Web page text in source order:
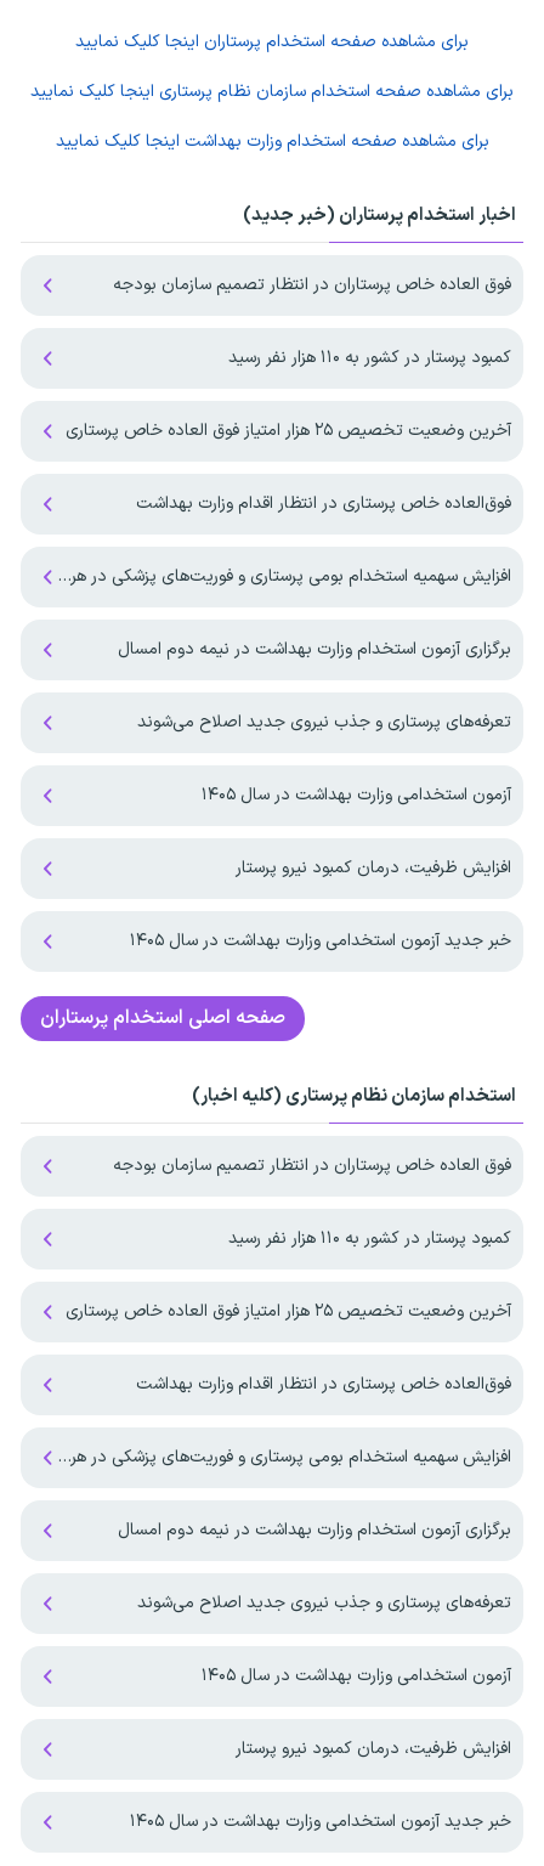
برای مشاهده صفحه استخدام پرستاران اینجا کلیک نمایید
برای مشاهده صفحه استخدام سازمان نظام پرستاری اینجا کلیک نمایید
برای مشاهده صفحه استخدام وزارت بهداشت اینجا کلیک نمایید
اخبار استخدام پرستاران (خبر جدید)
فوق العاده خاص پرستاران در انتظار تصمیم سازمان بودجه
کمبود پرستار در کشور به ۱۱۰ هزار نفر رسید
آخرین وضعیت تخصیص ۲۵ هزار امتیاز فوق العاده خاص پرستاری
فوق‌العاده خاص پرستاری در انتظار اقدام وزارت بهداشت
افزایش سهمیه استخدام بومی پرستاری و فوریت‌های پزشکی در هرمزگان
برگزاری آزمون استخدام وزارت بهداشت در نیمه دوم امسال
تعرفه‌های پرستاری و جذب نیروی جدید اصلاح می‌شوند
آزمون استخدامی وزارت بهداشت در سال ۱۴۰۵
افزایش ظرفیت، درمان کمبود نیرو پرستار
خبر جدید آزمون استخدامی وزارت بهداشت در سال ۱۴۰۵
صفحه اصلی استخدام پرستاران
استخدام سازمان نظام پرستاری (کلیه اخبار)
فوق العاده خاص پرستاران در انتظار تصمیم سازمان بودجه
کمبود پرستار در کشور به ۱۱۰ هزار نفر رسید
آخرین وضعیت تخصیص ۲۵ هزار امتیاز فوق العاده خاص پرستاری
فوق‌العاده خاص پرستاری در انتظار اقدام وزارت بهداشت
افزایش سهمیه استخدام بومی پرستاری و فوریت‌های پزشکی در هرمزگان
برگزاری آزمون استخدام وزارت بهداشت در نیمه دوم امسال
تعرفه‌های پرستاری و جذب نیروی جدید اصلاح می‌شوند
آزمون استخدامی وزارت بهداشت در سال ۱۴۰۵
افزایش ظرفیت، درمان کمبود نیرو پرستار
خبر جدید آزمون استخدامی وزارت بهداشت در سال ۱۴۰۵